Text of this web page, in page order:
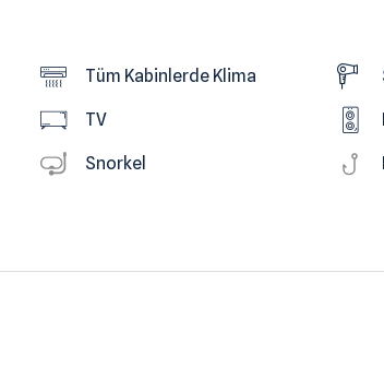
Tüm Kabinlerde Klima
TV
Snorkel